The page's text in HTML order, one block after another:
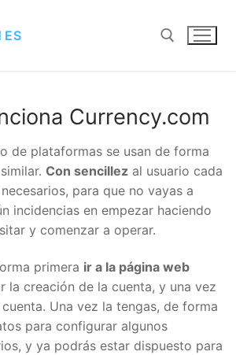
Currency.com
de plataformas se usan de forma
Con sencillez al usuario cada
para que no vayas a
incidencias en empezar haciendo
y comenzar a operar.
primera ir a la página web
la creación de la cuenta, y una vez
Una vez la tengas, de forma
para configurar algunos
y ya podrás estar dispuesto para